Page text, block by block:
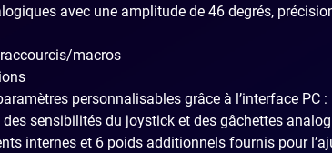
avec une amplitude de 46 degrés,
macros
personnalisables grâce à l’interface
sensibilités du joystick et des gâchettes
internes et 6 poids additionnels fournis pour